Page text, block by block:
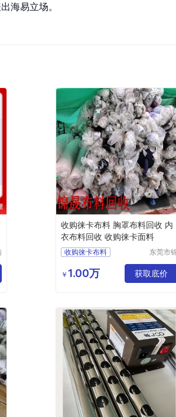
海易立场。
收购徕卡布料 胸罩布料回收 内
衣布料回收 收购徕卡面料
收购徕卡布料
内衣布料回收
东莞市
源回收有
限公司
￥ 1.00万 获取底价